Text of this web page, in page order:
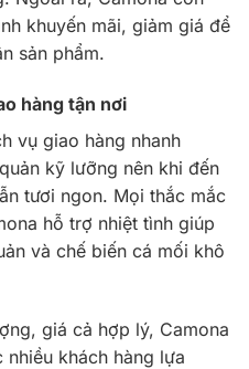
khuyến mãi, giảm giá để
sản phẩm.
hàng tận nơi
vụ giao hàng nhanh
kỹ lưỡng nên khi đến
tươi ngon. Mọi thắc mắc
hỗ trợ nhiệt tình giúp
và chế biến cá mối khô
giá cả hợp lý, Camona
khách hàng lựa